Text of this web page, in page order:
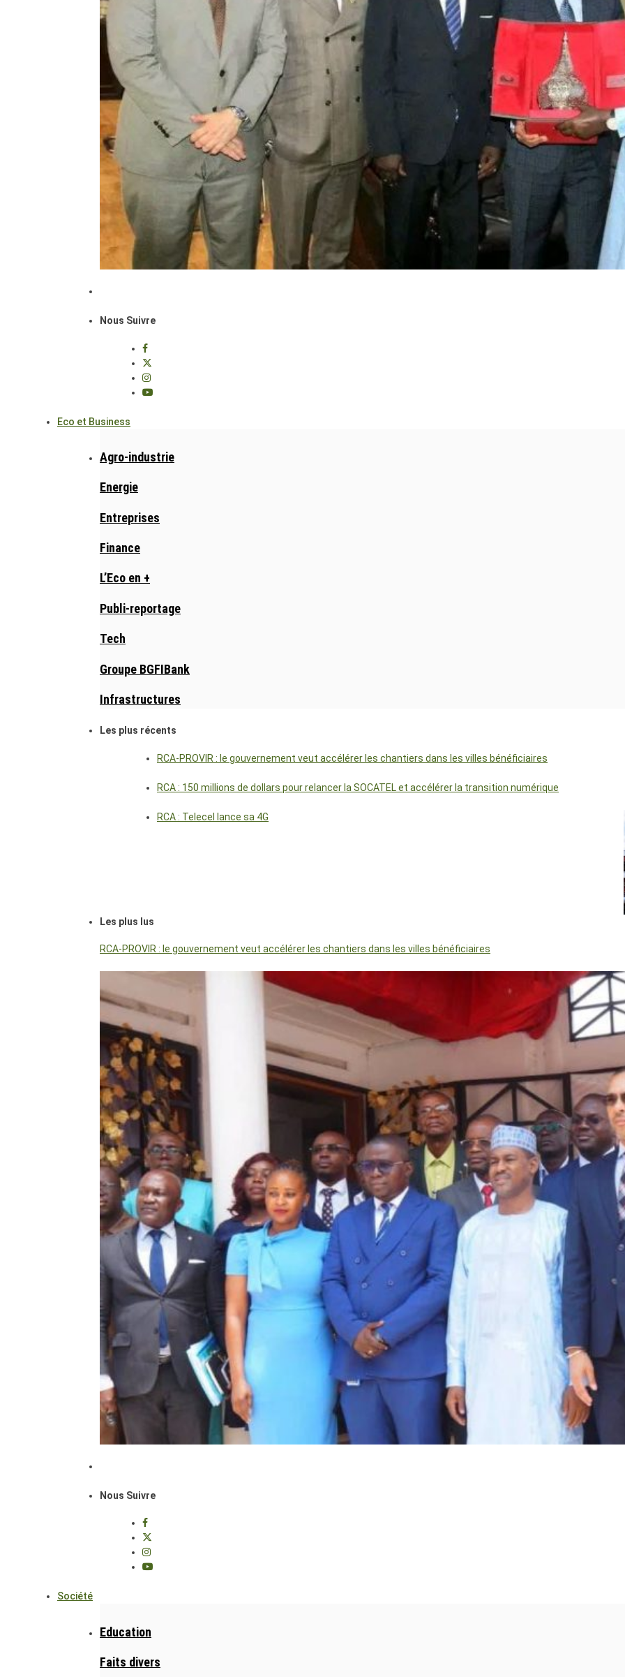
Nous Suivre
Eco et Business
Agro-industrie
Energie
Entreprises
Finance
L’Eco en +
Publi-reportage
Tech
Groupe BGFIBank
Infrastructures
Les plus récents
RCA-PROVIR : le gouvernement veut accélérer les chantiers dans les villes bénéficiaires
RCA : 150 millions de dollars pour relancer la SOCATEL et accélérer la transition numérique
RCA : Telecel lance sa 4G
Les plus lus
RCA-PROVIR : le gouvernement veut accélérer les chantiers dans les villes bénéficiaires
Nous Suivre
Société
Education
Faits divers